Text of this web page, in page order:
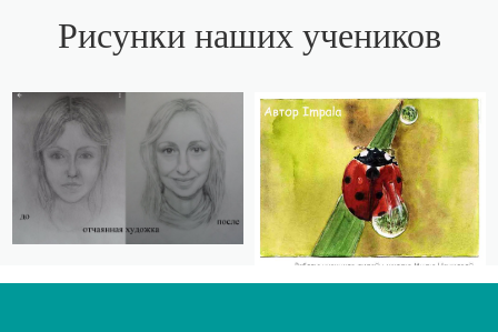
Рисунки наших учеников